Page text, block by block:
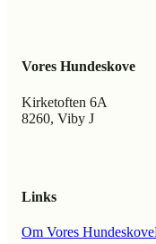
Vores Hundeskove
Kirketoften 6A
8260, Viby J
Links
Om Vores Hundeskove